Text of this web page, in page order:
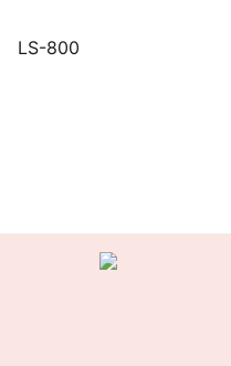
LS-800